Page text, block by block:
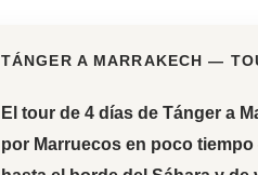
TÁNGER A MARRAKECH —
El tour de 4 días de Tánger a
por Marruecos en poco